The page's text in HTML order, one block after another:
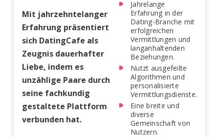
Mit jahrzehntelanger
Erfahrung präsentiert
sich DatingCafe als
Zeugnis dauerhafter
Liebe, indem es
unzählige Paare durch
seine fachkundig
gestaltete Plattform
verbunden hat.
Jahrelange
Erfahrung in der
Dating-Branche mit
erfolgreichen
Vermittlungen und
langanhaltenden
Beziehungen.
Nutzt ausgefeilte
Algorithmen und
personalisierte
Vermittlungsdienste.
Eine breite und
diverse
Gemeinschaft von
Nutzern.